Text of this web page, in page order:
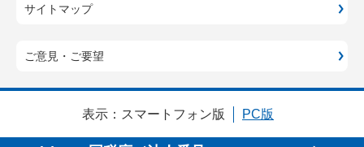
サイトマップ
ご意見・ご要望
表示： スマートフォン版 PC版